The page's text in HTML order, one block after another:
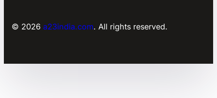
© 2026 a23india.com. All rights reserved.